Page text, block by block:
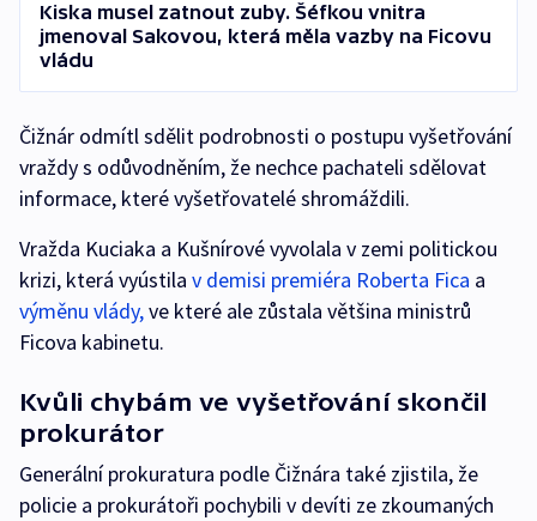
Kiska musel zatnout zuby. Šéfkou vnitra
jmenoval Sakovou, která měla vazby na Ficovu
vládu
Čižnár odmítl sdělit podrobnosti o postupu vyšetřování
vraždy s odůvodněním, že nechce pachateli sdělovat
informace, které vyšetřovatelé shromáždili.
Vražda Kuciaka a Kušnírové vyvolala v zemi politickou
krizi, která vyústila v demisi premiéra Roberta Fica a
výměnu vlády,ve které ale zůstala většina ministrů
Ficova kabinetu.
Kvůli chybám ve vyšetřování skončil
prokurátor
Generální prokuratura podle Čižnára také zjistila, že
policie a prokurátoři pochybili v devíti ze zkoumaných